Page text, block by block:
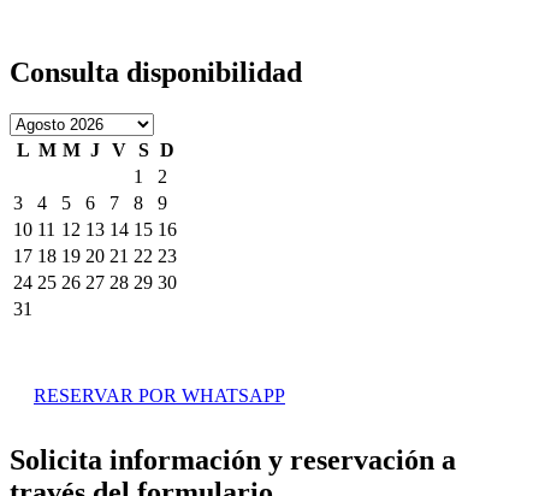
Consulta disponibilidad
L M M J V S D
1
2
3
4 5 6 7 8
9
10 11 12 13 14 15 16
17 18 19 20 21 22 23
24 25 26 27 28 29 30
31
RESERVAR POR WHATSAPP
Solicita información y reservación a